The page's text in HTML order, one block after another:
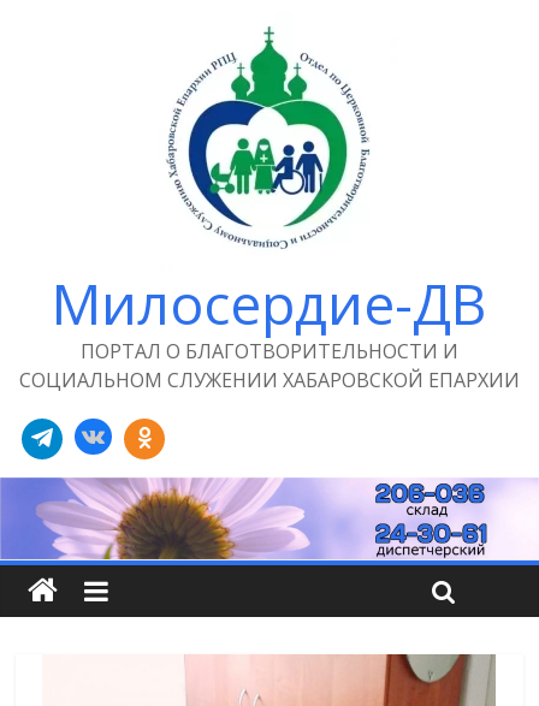
Милосердие-ДВ
ПОРТАЛ О БЛАГОТВОРИТЕЛЬНОСТИ И
СОЦИАЛЬНОМ СЛУЖЕНИИ ХАБАРОВСКОЙ ЕПАРХИИ